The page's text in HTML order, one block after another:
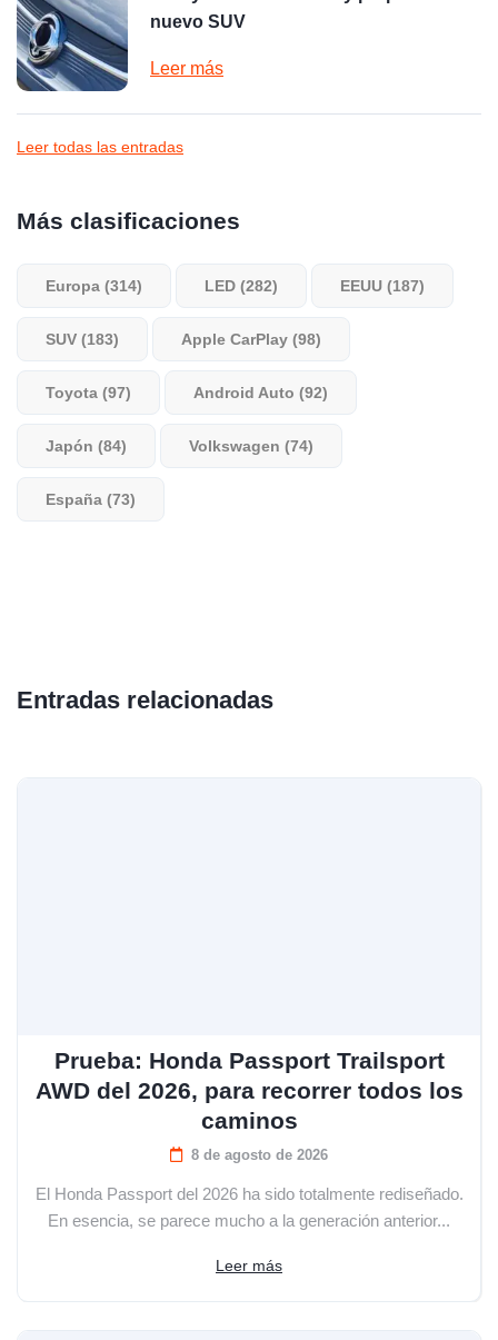
nuevo SUV
Leer más
Leer todas las entradas
Más clasificaciones
Europa (314) LED (282) EEUU (187)
SUV (183) Apple CarPlay (98)
Toyota (97) Android Auto (92)
Japón (84) Volkswagen (74)
España (73)
Entradas relacionadas
Prueba: Honda Passport Trailsport
AWD del 2026, para recorrer todos los
caminos
8 de agosto de 2026
El Honda Passport del 2026 ha sido totalmente rediseñado.
En esencia, se parece mucho a la generación anterior...
Leer más